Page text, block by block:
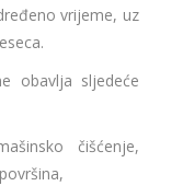
vrijeme, uz
obavlja sljedeće
čišćenje,